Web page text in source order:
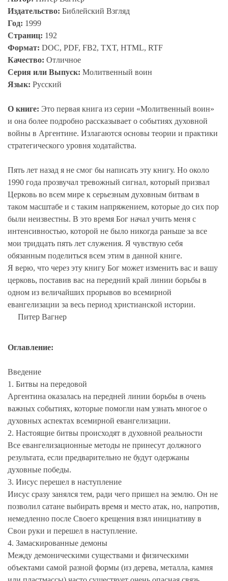
Издательство: Библейский Взгляд
Год: 1999
Страниц: 192
Формат: DOC, PDF, FB2, TXT, HTML, RTF
Качество: Отличное
Серия или Выпуск: Молитвенный воин
Язык: Русский
О книге: Это первая книга из серии «Молитвенный воин»
и она более подробно рассказывает о событиях духовной
войны в Аргентине. Излагаются основы теории и практики
стратегического уровня ходатайства.
Пять лет назад я не смог бы написать эту книгу. Но около
1990 года прозвучал тревожный сигнал, который призвал
Церковь во всем мире к серьезным духовным битвам в
таком масштабе и с таким напряжением, которые до сих пор
были неизвестны. В это время Бог начал учить меня с
интенсивностью, которой не было никогда раньше за все
мои тридцать пять лет служения. Я чувствую себя
обязанным поделиться всем этим в данной книге.
Я верю, что через эту книгу Бог может изменить вас и вашу
церковь, поставив вас на передний край линии борьбы в
одном из величайших прорывов во всемирной
евангелизации за весь период христианской истории.
Питер Вагнер
Оглавление:
Введение
1. Битвы на передовой
Аргентина оказалась на передней линии борьбы в очень
важных событиях, которые помогли нам узнать многое о
духовных аспектах всемирной евангелизации.
2. Настоящие битвы происходят в духовной реальности
Все евангелизационные методы не принесут должного
результата, если предварительно не будут одержаны
духовные победы.
3. Иисус перешел в наступление
Иисус сразу занялся тем, ради чего пришел на землю. Он не
позволил сатане выбирать время и место атак, но, напротив,
немедленно после Своего крещения взял инициативу в
Свои руки и перешел в наступление.
4. Замаскированные демоны
Между демоническими существами и физическими
объектами самой разной формы (из дерева, металла, камня